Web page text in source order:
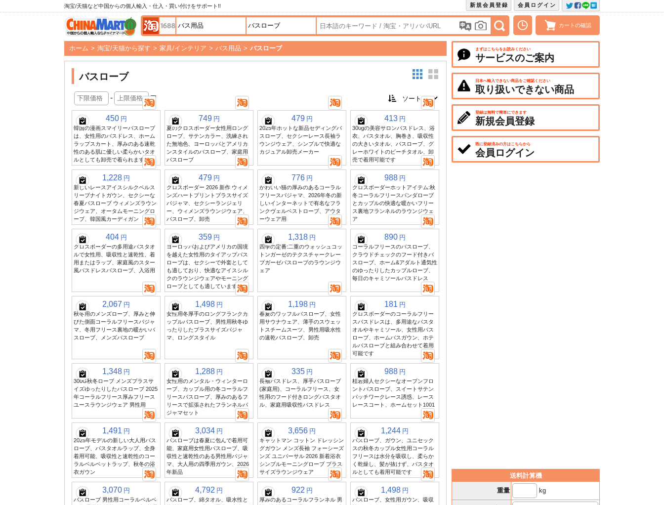
淘宝/天猫など中国からの個人輸入・仕入・買い付けをサポート!! 会員ログイン
新規会員登録
カートの確認
ホーム > 淘宝/天猫から探す > 家具/インテリア > バス用品 > バスローブ
バスローブ
- 円
450 円
韓国の漫画スマイリーバスローブ
は、女性用のバスドレス、ホーム
ラップスカート、厚みのある速乾
性のある肌に優しい柔らかいタオ
ルとしても卸売で着られます
749 円
夏のクロスボーダー女性用ロング
ローブ、サテンカラー、洗練され
た無地色、ヨーロッパとアメリカ
ンスタイルのバスローブ、家庭用
バスローブ
479 円
2025年ホットな新品セディングバ
スローブ、セクシーレース長袖ラ
ウンジウェア、シンプルで快適な
カジュアル卸売メーカー
413 円
300gの美容サロンバスドレス、浴
衣、バスタオル、胸巻き、吸収性
の大きいタオル、バスローブ、グ
レーホワイトのビーチタオル、卸
売で着用可能です
1,228 円
新しいレースアイスシルクベルス
リーブナイトガウン、セクシーな
春夏バスローブ ウィメンズラウン
ジウェア、オータムモーニングロ
ーブ、韓国風カーディガン
479 円
クロスボーダー 2026 新作 ウィメ
ンズハートプリントプラスサイズ
パジャマ、セクシーランジェリ
ー、ウィメンズラウンジウェア、
バスローブ、卸売
776 円
かわいい猫の厚みのあるコーラル
フリースパジャマ、2026年冬の新
しいインターネットで有名なフラ
ンクヴェルベストローブ、アウタ
ーウェア用
988 円
クロスボーダーホットアイテム:秋
冬コーラルフリースパンダローブ
とカップルの快適な暖かいフリー
ス裏地フランネルのラウンジウェ
ア
404 円
クロスボーダーの多用途バスタオ
ルで女性用、吸収性と速乾性、着
用またはラップ、家庭風のスター
風バスドレスバスローブ、入浴用
359 円
ヨーロッパおよびアメリカの国境
を越えた女性用のタイアップバス
ローブは、セクシーで外套として
も適しており、快適なアイスシル
クのラウンジウェアやモーニング
ローブとしても適しています
1,318 円
四季の定番:二重のウォッシュコッ
トンガーゼのテクスチャークレー
プガーゼバスローブのラウンジウ
ェア
890 円
コーラルフリースのバスローブ、
クラウドチェックのフード付きバ
スローブ、ホーム&アダルト通気性
のゆったりしたカップルローブ、
毎日のキャミソールバスドレス
2,067 円
秋冬用のメンズローブ、厚みと伸
びた側面コーラルフリースパジャ
マ、冬用フリース裏地の暖かいバ
スローブ、メンズバスローブ
1,498 円
女性用冬厚手のロングフランクカ
ップルバスローブ、男性用秋冬ゆ
ったりしたプラスサイズパジャ
マ、ロングスタイル
1,198 円
春夏のワッフルバスローブ、女性
用サウナウェア、薄手のスウェッ
トスチームスーツ、男性用吸水性
の速乾バスローブ、卸売
181 円
クロスボーダーのコーラルフリー
スバスドレスは、多用途なバスタ
オルやキャミソール、女性用バス
ローブ、ホームバスガウン、ホテ
ルバスローブと組み合わせて着用
可能です
1,348 円
300G秋冬ローブ メンズプラスサ
イズゆったりしたバスローブ 2025
年コーラルフリース厚みフリース
ユースラウンジウェア 男性用
1,288 円
女性用のメンタル・ウィンターロ
ーブ、カップル用の冬コーラルフ
リースバスローブ、厚みのあるフ
リースで拡張されたフランネルパ
ジャマセット
335 円
長袖バスドレス、厚手バスローブ
(家庭用)、コーラルフリース、女
性用のフード付きロングバスタオ
ル、家庭用吸収性バスドレス
988 円
桂若婦人セクシーなオープンフロ
ントバスローブ、スイートサテン
パッチワークレース誘惑、レース
レースコート、ホームセット1001
1,491 円
2025年モデルの新しい大人用バス
ローブ、バスタオルラップ、全身
着用可能、吸収性と速乾性のコー
ラルベルベットラップ、秋冬の浴
衣ガウン
3,034 円
バスローブは春夏に包んで着用可
能、家庭用女性用バスローブ、吸
収性と速乾性のある男性用パジャ
マ、大人用の四季用ガウン、2026
年新品
3,656 円
キャットマン コットン ドレッシン
グガウン メンズ長袖 フォーシーズ
ンズ ユニバーサル 2026 新着浴衣
シンプルモーニングローブ プラス
サイズラウンジウェア
1,244 円
バスローブ、ガウン、ユニセック
スの秋冬カップル女性用コーラル
フリースは水分を吸収し、柔らか
く乾燥し、髪が抜けず、バスタオ
ルとしても着用可能です
3,070 円
バスローブ 男性用コーラルベルベ
4,792 円
バスローブ、綿タオル、吸水性と
922 円
厚みのあるコーラルフランネル 男
1,498 円
バスローブ、女性用ガウン、吸収
まずはこちらをお読みください
サービスのご案内
日本へ輸入できない商品をご確認ください
取り扱いできない商品
登録は無料で簡単にできます
新規会員登録
既に登録済みの方はこちらから
会員ログイン
送料計算機
重量
kg